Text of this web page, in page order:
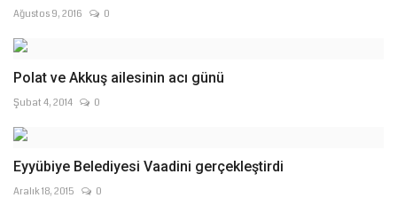
Ağustos 9, 2016 0
Polat ve Akkuş ailesinin acı günü
Şubat 4, 2014 0
Eyyübiye Belediyesi Vaadini gerçekleştirdi
Aralık 18, 2015 0